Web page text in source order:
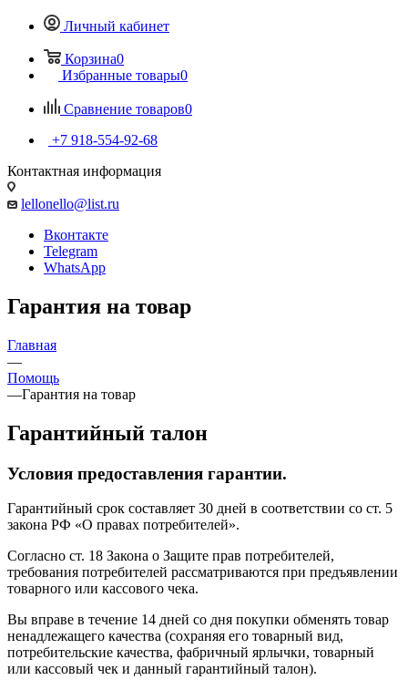
Личный кабинет
Корзина0
Избранные товары0
Сравнение товаров0
+7 918-554-92-68
Контактная информация
lellonello@list.ru
Вконтакте
Telegram
WhatsApp
Гарантия на товар
Главная
—
Помощь
—Гарантия на товар
Гарантийный талон
Условия предоставления гарантии.
Гарантийный срок составляет 30 дней в соответствии со ст. 5
закона РФ «О правах потребителей».
Согласно ст. 18 Закона о Защите прав потребителей,
требования потребителей рассматриваются при предъявлении
товарного или кассового чека.
Вы вправе в течение 14 дней со дня покупки обменять товар
ненадлежащего качества (сохраняя его товарный вид,
потребительские качества, фабричный ярлычки, товарный
или кассовый чек и данный гарантийный талон).